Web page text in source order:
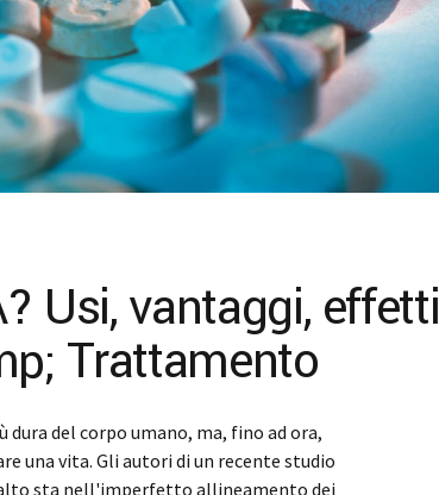
Usi, vantaggi, effetti
Trattamento
del corpo umano, ma, fino ad ora,
una vita. Gli autori di un recente studio
sta nell'imperfetto allineamento dei